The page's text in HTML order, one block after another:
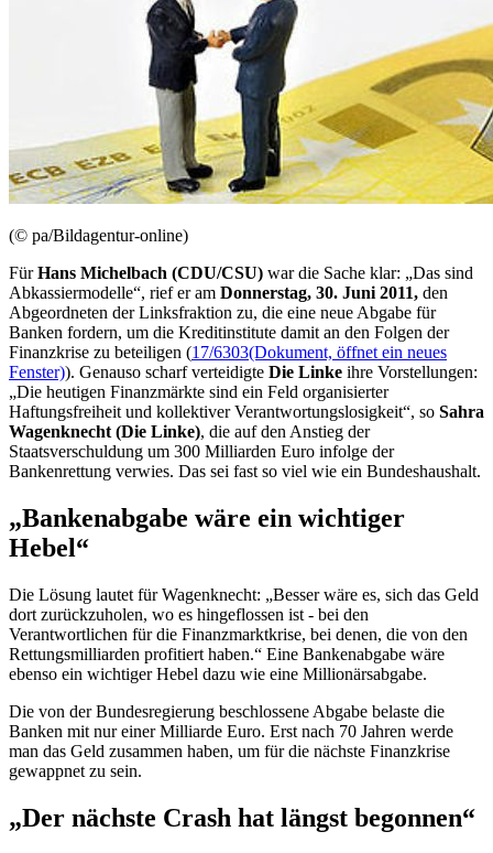
(© pa/Bildagentur-online)
FürHans Michelbach (CDU/CSU) war die Sache klar: „Das sind
Abkassiermodelle“, rief er am Donnerstag, 30. Juni 2011, den
Abgeordneten der Linksfraktion zu, die eine neue Abgabe für
Banken fordern, um die Kreditinstitute damit an den Folgen der
Finanzkrise zu beteiligen (17/6303(Dokument, öffnet ein neues
Fenster)). Genauso scharf verteidigte Die Linke ihre Vorstellungen:
„Die heutigen Finanzmärkte sind ein Feld organisierter
Haftungsfreiheit und kollektiver Verantwortungslosigkeit“, so Sahra
Wagenknecht (Die Linke), die auf den Anstieg der
Staatsverschuldung um 300 Milliarden Euro infolge der
Bankenrettung verwies. Das sei fast so viel wie ein Bundeshaushalt.
„Bankenabgabe wäre ein wichtiger
Hebel“
Die Lösung lautet für Wagenknecht: „Besser wäre es, sich das Geld
dort zurückzuholen, wo es hingeflossen ist - bei den
Verantwortlichen für die Finanzmarktkrise, bei denen, die von den
Rettungsmilliarden profitiert haben.“ Eine Bankenabgabe wäre
ebenso ein wichtiger Hebel dazu wie eine Millionärsabgabe.
Die von der Bundesregierung beschlossene Abgabe belaste die
Banken mit nur einer Milliarde Euro. Erst nach 70 Jahren werde
man das Geld zusammen haben, um für die nächste Finanzkrise
gewappnet zu sein.
„Der nächste Crash hat längst begonnen“